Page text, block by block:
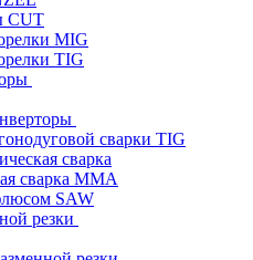
CUT
MIG
TIG
сварки TIG
сварка
сварка MMA
SAW
резки